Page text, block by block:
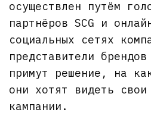
осуществлен путём
партнёров SCG и
социальных сетях
представители
примут решение, на
они хотят видеть свои
кампании.